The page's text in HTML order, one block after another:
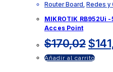
Router Board, Redes y
MIKROTIK
Acces Point
$170,02El
$
Añadir al carrito